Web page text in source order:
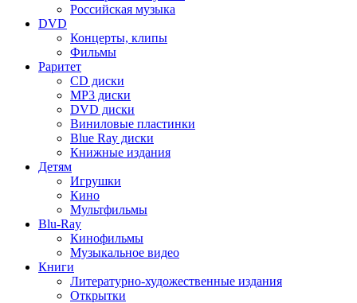
Российская музыка
DVD
Концерты, клипы
Фильмы
Раритет
CD диски
MP3 диски
DVD диски
Виниловые пластинки
Blue Ray диски
Книжные издания
Детям
Игрушки
Кино
Мультфильмы
Blu-Ray
Кинофильмы
Музыкальное видео
Книги
Литературно-художественные издания
Открытки